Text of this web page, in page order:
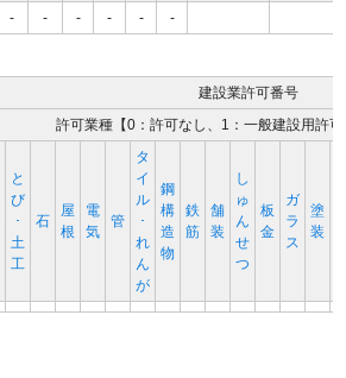
- - - - - -
建設業許可番号
許可業種【0：許可なし、1：一般建設用許
と
び
･
土
工
石
屋
根
電
気
管
タ
イ
ル
･
れ
ん
が
鋼
構
造
物
鉄
筋
舗
装
し
ゅ
ん
せ
つ
板
金
ガ
ラ
ス
塗
装